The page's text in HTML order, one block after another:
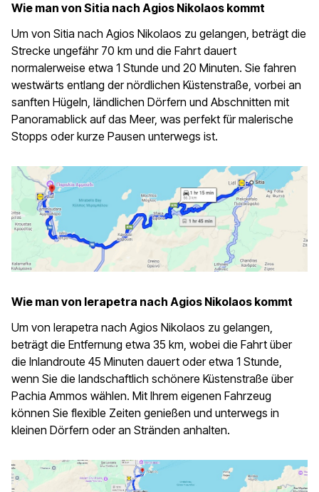
Wie man von Sitia nach Agios Nikolaos kommt
Um von Sitia nach Agios Nikolaos zu gelangen, beträgt die
Strecke ungefähr 70 km und die Fahrt dauert
normalerweise etwa 1 Stunde und 20 Minuten. Sie fahren
westwärts entlang der nördlichen Küstenstraße, vorbei an
sanften Hügeln, ländlichen Dörfern und Abschnitten mit
Panoramablick auf das Meer, was perfekt für malerische
Stopps oder kurze Pausen unterwegs ist.
Wie man von Ierapetra nach Agios Nikolaos kommt
Um von Ierapetra nach Agios Nikolaos zu gelangen,
beträgt die Entfernung etwa 35 km, wobei die Fahrt über
die Inlandroute 45 Minuten dauert oder etwa 1 Stunde,
wenn Sie die landschaftlich schönere Küstenstraße über
Pachia Ammos wählen. Mit Ihrem eigenen Fahrzeug
können Sie flexible Zeiten genießen und unterwegs in
kleinen Dörfern oder an Stränden anhalten.